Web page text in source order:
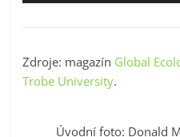
Zdroje: magazín Global
Trobe University.
Úvodní foto: Donald